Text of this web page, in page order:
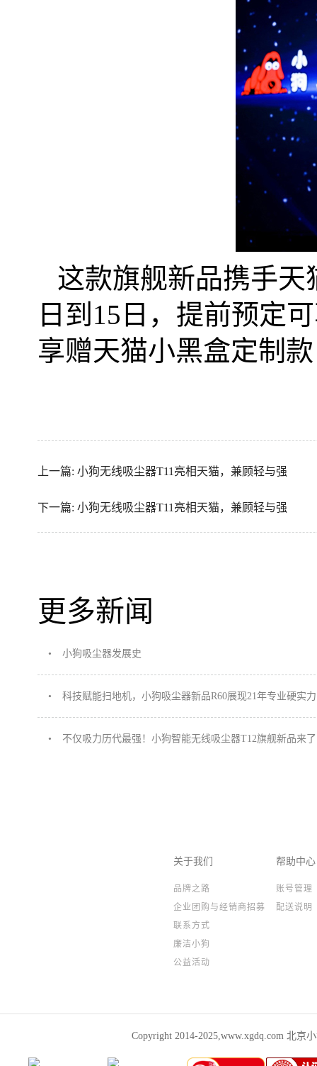
这款旗舰新品携手天
日到 15 日，提前预定
享赠天猫小黑盒定制
上一篇: 小狗无线吸尘器T11亮相天猫，兼顾轻与强
下一篇: 小狗无线吸尘器T11亮相天猫，兼顾轻与强
更多新闻
• 小狗吸尘器发展史
• 科技赋能扫地机，小狗吸尘器新品R60展现21年专业硬实力
• 不仅吸力历代最强！小狗智能无线吸尘器T12旗舰新品来了
关于我们
品牌之路
企业团购与经销商招募
联系方式
廉洁小狗
公益活动
帮助中心
账号管理
配送说明
Copyright 2014-2025,www.xgdq.com 北京